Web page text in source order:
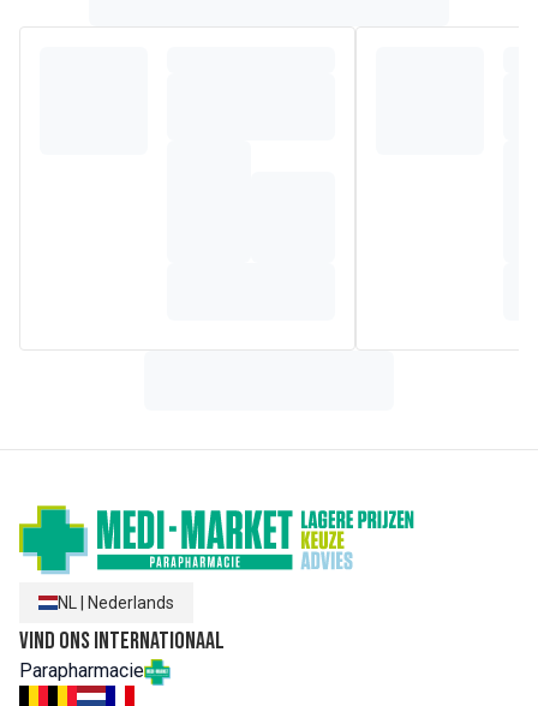
Samenstelling
NL Nederlands
Vind ons internationaal
Parapharmacie